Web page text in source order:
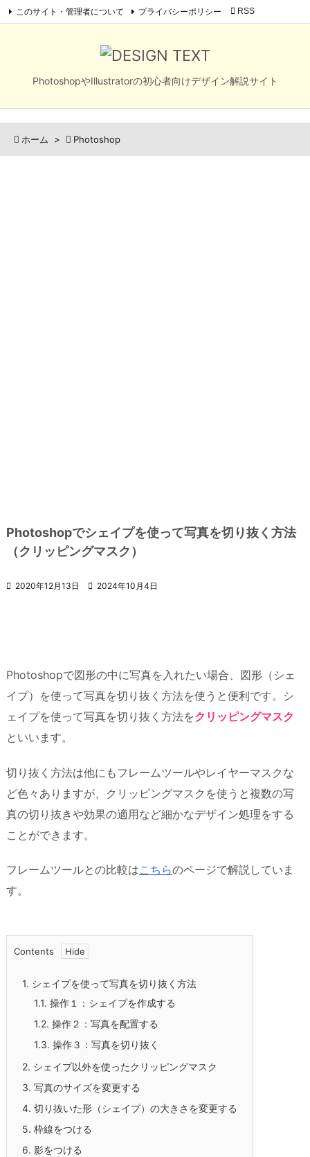
PhotoshopやIllustratorの初心者向けデザイン解説サイト
前へ
このサイト・管理者について プライバシーポリシー  RSS
 ホーム >  Photoshop
Photoshopでシェイプを使って写真を切り抜く方法
（クリッピングマスク）
 2020年12月13日  2024年10月4日
Photoshopで図形の中に写真を入れたい場合、図形（シェ
イプ）を使って写真を切り抜く方法を使うと便利です。シ
ェイプを使って写真を切り抜く方法をクリッピングマスク
といいます。
切り抜く方法は他にもフレームツールやレイヤーマスクな
ど色々ありますが、クリッピングマスクを使うと複数の写
真の切り抜きや効果の適用など細かなデザイン処理をする
ことができます。
フレームツールとの比較はこちらのページで解説していま
す。
Contents
1. シェイプを使って写真を切り抜く方法
1.1. 操作１：シェイプを作成する
1.2. 操作２：写真を配置する
1.3. 操作３：写真を切り抜く
2. シェイプ以外を使ったクリッピングマスク
3. 写真のサイズを変更する
4. 切り抜いた形（シェイプ）の大きさを変更する
5. 枠線をつける
6. 影をつける